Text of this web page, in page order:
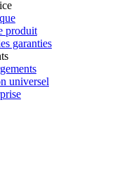
produit
garanties
universel